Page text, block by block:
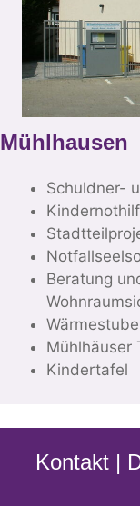
Mühlhausen
Schuldner-
Beratung
Wärmestube
Mühlhäuser
Kindertafel
Kontakt|